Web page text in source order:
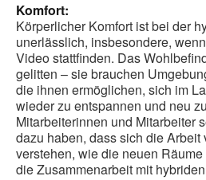
Komfort:
Körperlicher Komfort ist bei der
unerlässlich, insbesondere,
Video stattfinden. Das
gelitten – sie brauchen
die ihnen ermöglichen, sich im
wieder zu entspannen und neu
Mitarbeiterinnen und Mitarbeiter
dazu haben, dass sich die Arbeit
verstehen, wie die neuen
die Zusammenarbeit mit